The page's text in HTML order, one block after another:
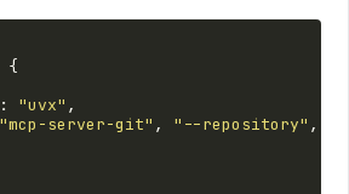
{
: "uvx" ,
"mcp-server-git" , "--repository" ,